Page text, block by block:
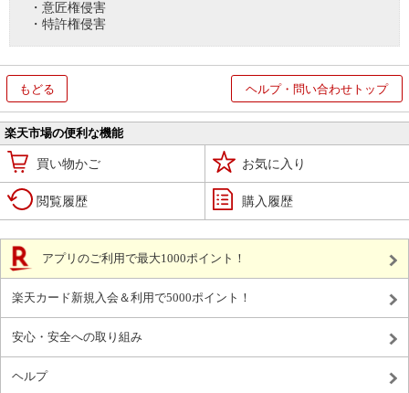
・意匠権侵害
・特許権侵害
もどる ヘルプ・問い合わせトップ
楽天市場の便利な機能
買い物かご お気に入り
閲覧履歴 購入履歴
アプリのご利用で最大1000ポイント！
楽天カード新規入会＆利用で5000ポイント！
安心・安全への取り組み
ヘルプ